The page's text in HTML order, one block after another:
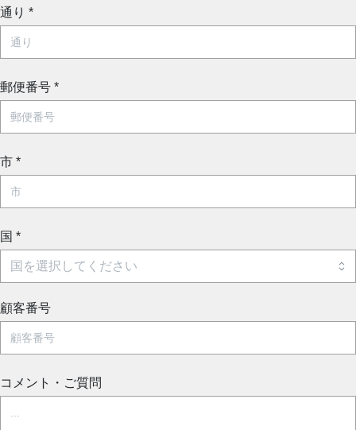
通り *
郵便番号 *
市 *
国 *
顧客番号
コメント・ご質問